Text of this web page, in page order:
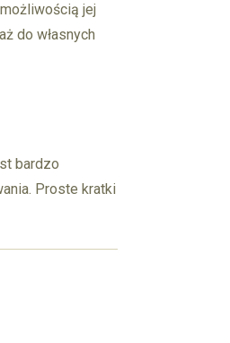
jej
do własnych
bardzo
Proste kratki